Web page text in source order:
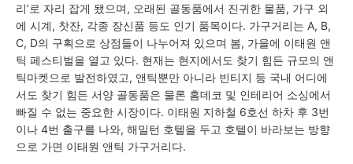
리’로 자리 잡게 됐으며, 오래된 골동품에서 진귀한 물품, 가구 외
에 시계, 찻잔, 각종 장신품 등도 인기 품목이다. 가구거리는 A, B,
C, D의 구획으로 상점들이 나누어져 있으며 봄, 가을에 이태원 앤
틱 페스티벌을 열고 있다. 현재는 현지에서도 찾기 힘든 규모의 앤
틱마켓으로 발전하였고, 앤틱뿐만 아니라 빈티지 등 국내 어디에
서도 찾기 힘든 서양 골동품은 물론 홈데코 및 인테리어 소싱에서
빠질 수 없는 중요한 시장이다. 이태원 지하철 6호선 하차 후 3번
이나 4번 출구를 나와, 해밀턴 호텔을 두고 호텔이 바라보는 방향
으로 가면 이태원 앤틱 가구거리다.